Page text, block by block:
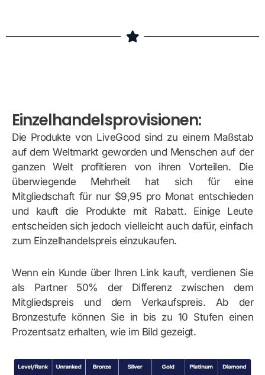
Einzelhandelsprovisionen:
Die Produkte von LiveGood sind zu einem Maßstab
auf dem Weltmarkt geworden und Menschen auf der
ganzen Welt profitieren von ihren Vorteilen. Die
überwiegende Mehrheit hat sich für eine
Mitgliedschaft für nur $9,95 pro Monat entschieden
und kauft die Produkte mit Rabatt. Einige Leute
entscheiden sich jedoch vielleicht auch dafür, einfach
zum Einzelhandelspreis einzukaufen.
Wenn ein Kunde über Ihren Link kauft, verdienen Sie
als Partner 50% der Differenz zwischen dem
Mitgliedspreis und dem Verkaufspreis. Ab der
Bronzestufe können Sie in bis zu 10 Stufen einen
Prozentsatz erhalten, wie im Bild gezeigt.